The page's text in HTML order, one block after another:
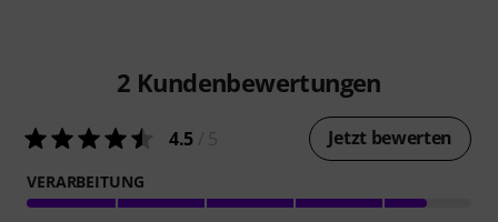
2 Kundenbewertungen
4.5 Jetzt bewerten
VERARBEITUNG